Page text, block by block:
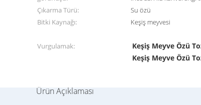
Çıkarma Türü:
Su özü
Bitki Kaynağı:
Keşiş meyvesi
Vurgulamak:
Keşiş Meyve Özü
Keşiş Meyve Özü
Ürün Açıklaması